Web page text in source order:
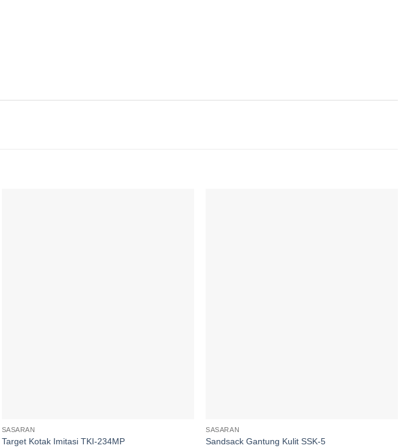
SASARAN
Target Kotak Imitasi TKI-234MP
SASARAN
Sandsack Gantung Kulit SSK-5